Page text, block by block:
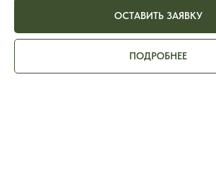
ОСТАВИТЬ ЗАЯВКУ
ПОДРОБНЕЕ